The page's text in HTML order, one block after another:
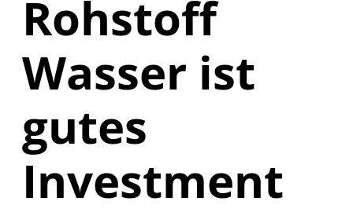
Rohstoff
Wasser ist
gutes
Investment